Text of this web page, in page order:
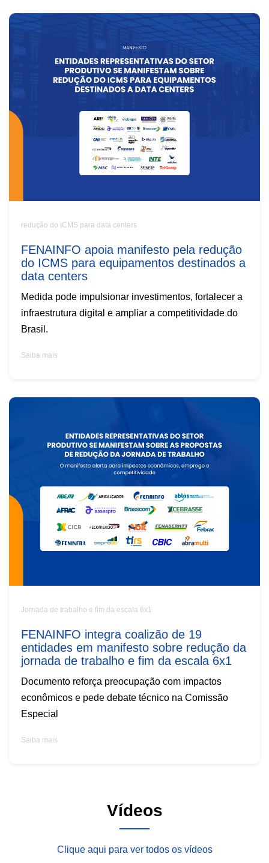
redução do ICMS para data centers
FENAINFO apoia manifesto pela redução
do ICMS para equipamentos destinados a
data centers
Medida pode impulsionar investimentos, fortalecer a
infraestrutura digital e ampliar a competitividade do
Brasil.
Saiba mais
Jornada de trabalho e fim da escala 6x1
FENAINFO integra coalizão de 19
entidades em manifesto sobre redução da
jornada de trabalho e fim da escala 6x1
Documento reforça preocupação com impactos
econômicos e pede debate técnico na Comissão
Especial
Saiba mais
Vídeos
Clique aqui para ver todos os vídeos